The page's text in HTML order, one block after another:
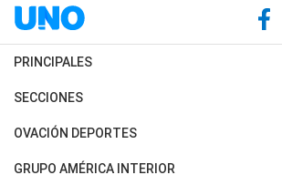
PRINCIPALES
Últimas Noticias
Política
SECCIONES
Horóscopo
Motores
OVACIÓN DEPORTES
Fútbol
GRUPO AMÉRICA INTERIOR